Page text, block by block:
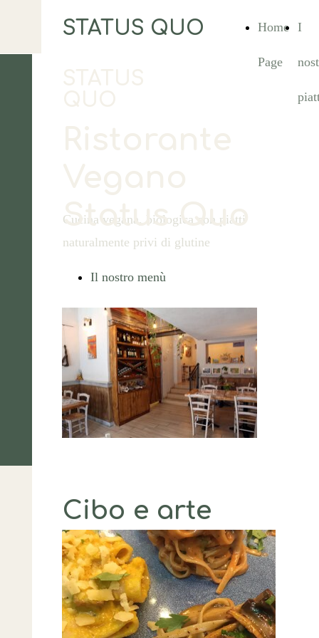
Home
Page
I
STATUS QUO
Status Quo
Il nostro menù
Cucina vegana, biologica con piatti
naturalmente privi di glutine
Cibo e arte